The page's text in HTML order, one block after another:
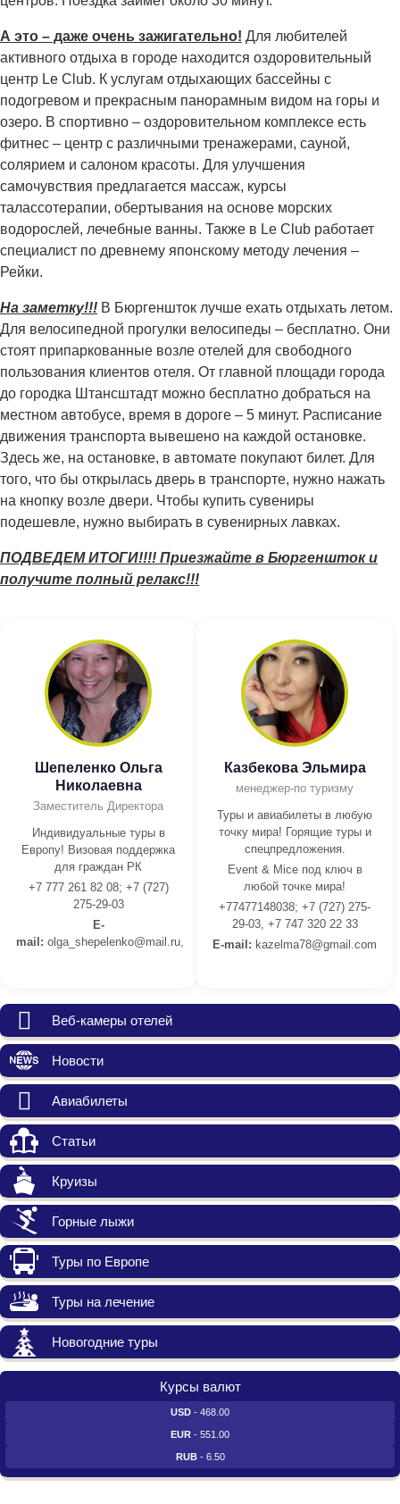
А это – даже очень зажигательно! Для любителей
активного отдыха в городе находится оздоровительный
центр Le Club. К услугам отдыхающих бассейны с
подогревом и прекрасным панорамным видом на горы и
озеро. В спортивно – оздоровительном комплексе есть
фитнес – центр с различными тренажерами, сауной,
солярием и салоном красоты. Для улучшения
самочувствия предлагается массаж, курсы
талассотерапии, обертывания на основе морских
водорослей, лечебные ванны. Также в Le Club работает
специалист по древнему японскому методу лечения –
Рейки.
На заметку!!! В Бюргеншток лучше ехать отдыхать летом.
Для велосипедной прогулки велосипеды – бесплатно. Они
стоят припаркованные возле отелей для свободного
пользования клиентов отеля. От главной площади города
до городка Штансштадт можно бесплатно добраться на
местном автобусе, время в дороге – 5 минут. Расписание
движения транспорта вывешено на каждой остановке.
Здесь же, на остановке, в автомате покупают билет. Для
того, что бы открылась дверь в транспорте, нужно нажать
на кнопку возле двери. Чтобы купить сувениры
подешевле, нужно выбирать в сувенирных лавках.
ПОДВЕДЕМ ИТОГИ!!!! Приезжайте в Бюргеншток и
получите полный релакс!!!
Шепеленко Ольга
Николаевна
Заместитель Директора
Индивидуальные туры в
Европу! Визовая поддержка
для граждан РК
+7 777 261 82 08; +7 (727)
275-29-03
E-
mail: olga_shepelenko@mail.ru,
Казбекова Эльмира
менеджер-по туризму
Туры и авиабилеты в любую
точку мира! Горящие туры и
спецпредложения.
Event & Mice под ключ в
любой точке мира!
+77477148038; +7 (727) 275-
29-03, +7 747 320 22 33
E-mail: kazelma78@gmail.com
Веб-камеры отелей
Новости
Авиабилеты
Статьи
Круизы
Горные лыжи
Туры по Европе
Туры на лечение
Новогодние туры
Курсы валют
USD - 468.00
EUR - 551.00
RUB- 6.50